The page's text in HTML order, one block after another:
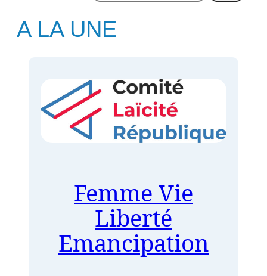
A LA UNE
Femme Vie
Liberté
Emancipation